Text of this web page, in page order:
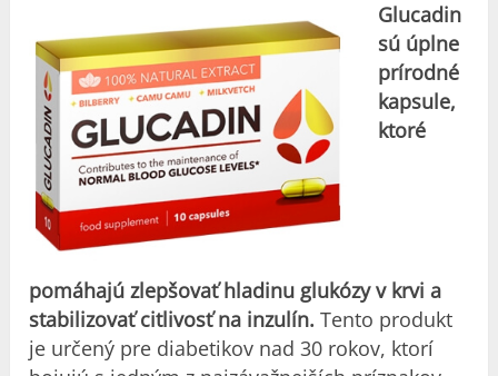
Glucadin
sú úplne
prírodné
kapsule,
ktoré
pomáhajú zlepšovať hladinu glukózy v krvi a
stabilizovať citlivosť na inzulín. Tento produkt
je určený pre diabetikov nad 30 rokov, ktorí